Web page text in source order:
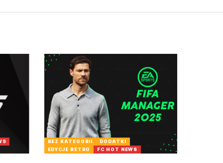
BEZ KATEGORII
DODATKI
EDYCJE RETRO
FC HOT NEWS